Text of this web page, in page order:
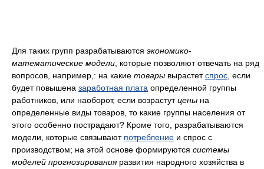
Для таких групп разрабатываются экономико-
математические модели , которые позволяют отвечать на ряд
вопросов, например,: на какие товары вырастетспрос , если
будет повышена заработная плата определенной группы
работников, или наоборот, если возрастутцены на
определенные виды товаров, то какие группы населения от
этого особенно пострадают? Кроме того, разрабатываются
модели, которые связывают потребление и спрос с
производством; на этой основе формируются системы
моделей прогнозированияразвития народного хозяйства в